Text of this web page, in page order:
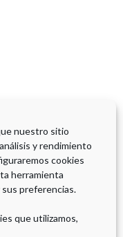
nuestro sitio
y rendimiento
cookies
herramienta
preferencias.
que utilizamos,